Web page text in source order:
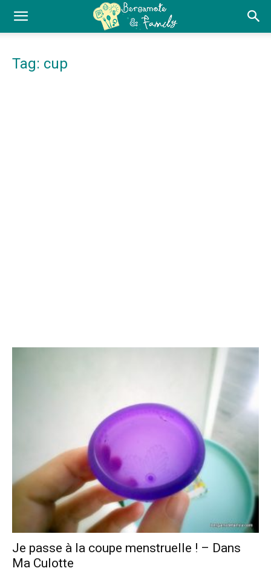
Tag: cup
Je passe à la coupe menstruelle ! – Dans
Ma Culotte